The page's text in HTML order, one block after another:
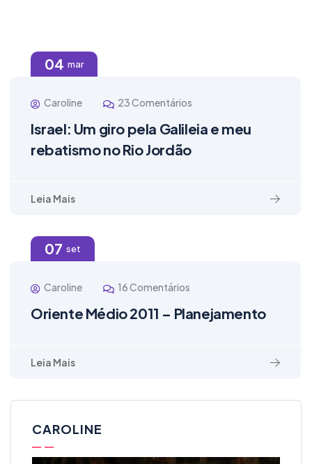
04 mar
Caroline 23 Comentários
Israel: Um giro pela Galileia e meu
rebatismo no Rio Jordão
Leia Mais
07 set
Caroline 16 Comentários
Oriente Médio 2011 – Planejamento
Leia Mais
CAROLINE